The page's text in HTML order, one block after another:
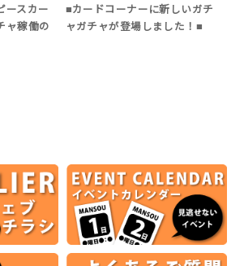
ースカー
ャ稼働の
■カードコーナーに新しいガチ
ャガチャが登場しました！■